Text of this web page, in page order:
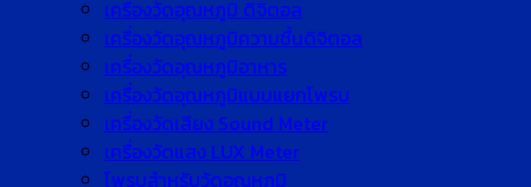
เครื่องวัดอุณหภูมิ ดิจิตอล
เครื่องวัดอุณหภูมิความชื้นดิจิตอล
เครื่องวัดอุณหภูมิอาหาร
เครื่องวัดอุณหภูมิแบบแยกโพรบ
เครื่องวัดเสียง Sound Meter
เครื่องวัดแสง LUX Meter
โพรบสำหรับวัดอุณหภูมิ